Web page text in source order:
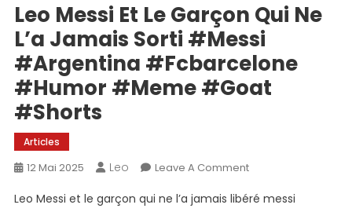
Leo Messi Et Le Garçon Qui Ne
L’a Jamais Sorti #Messi
#Argentina #fcbarcelone
#humor #meme #goat
#shorts
Articles
12 Mai 2025 Leo Leave A CommentOn
Messi
Leo Messi et le garçon qui ne l’a jamais libéré messi